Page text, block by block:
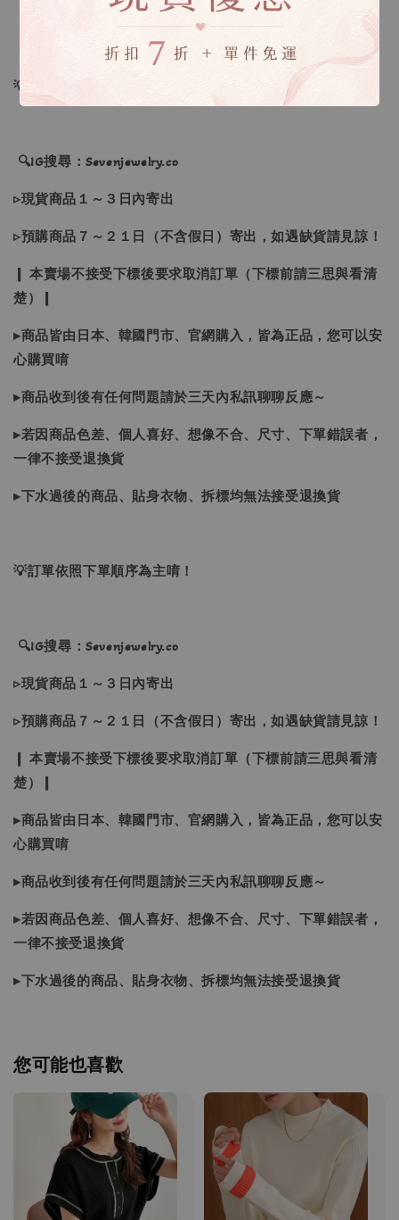
【尺寸】 ：S、M、L、XL
💡訂單依照下單順序為主唷！
🔍IG搜尋：Sevenjewelry.co
▹現貨商品１～３日內寄出
▹預購商品７～２１日（不含假日）寄出，如遇缺貨請見諒！
❙ 本賣場不接受下標後要求取消訂單（下標前請三思與看清
楚）❙
▸商品皆由日本、韓國門市、官網購入，皆為正品，您可以安
心購買唷
▸商品收到後有任何問題請於三天內私訊聊聊反應～
▸若因商品色差、個人喜好、想像不合、尺寸、下單錯誤者，
一律不接受退換貨
▸下水過後的商品、貼身衣物、拆標均無法接受退換貨
💡訂單依照下單順序為主唷！
🔍IG搜尋：Sevenjewelry.co
▹現貨商品１～３日內寄出
▹預購商品７～２１日（不含假日）寄出，如遇缺貨請見諒！
❙ 本賣場不接受下標後要求取消訂單（下標前請三思與看清
楚）❙
▸商品皆由日本、韓國門市、官網購入，皆為正品，您可以安
心購買唷
▸商品收到後有任何問題請於三天內私訊聊聊反應～
▸若因商品色差、個人喜好、想像不合、尺寸、下單錯誤者，
一律不接受退換貨
▸下水過後的商品、貼身衣物、拆標均無法接受退換貨
您可能也喜歡